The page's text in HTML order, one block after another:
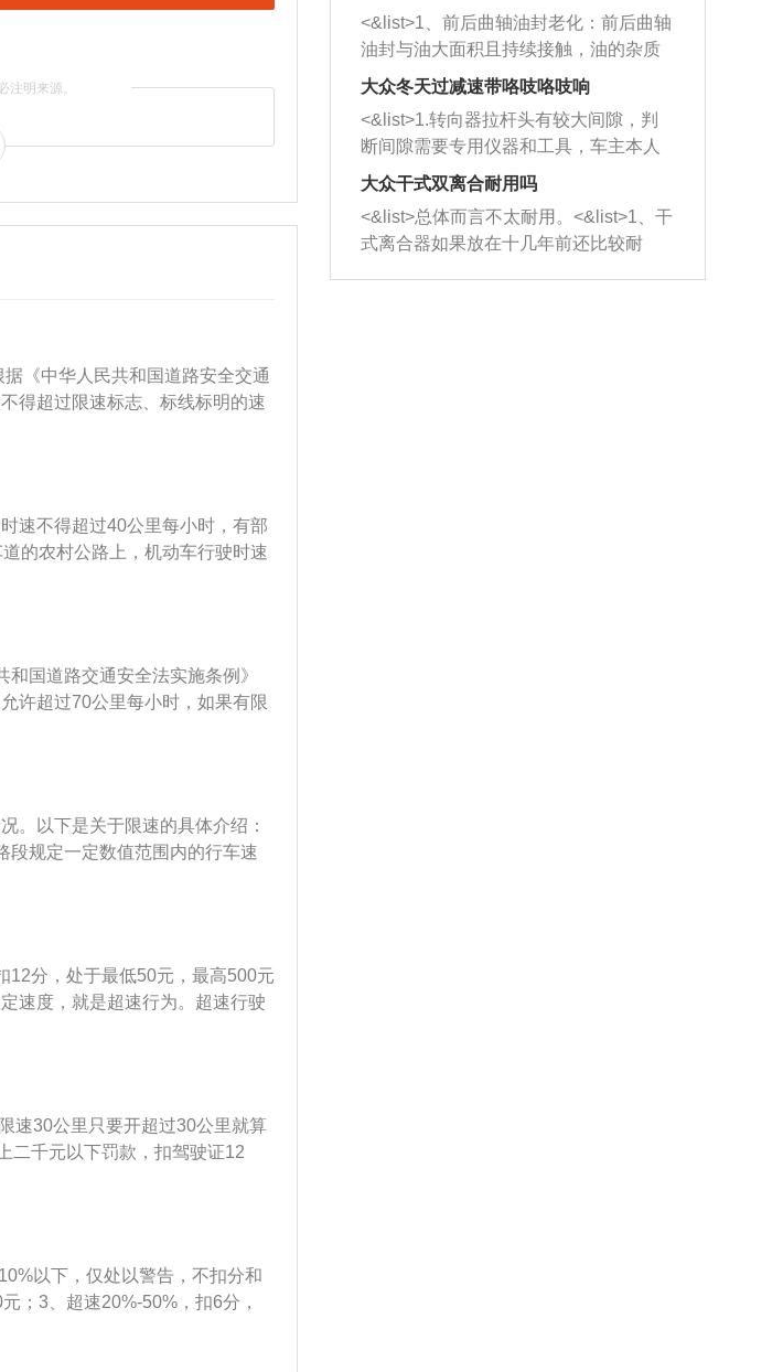
明来源。
《中华人民共和国道路安全交通
得超过限速标志、标线标明的速
得超过下列最高行驶速度：(一)
时50公里，公路为每小时70公
道路的中间没有配备中心线，这
公里。另一种是同方向只有一条
得超过每小时70公里，车主可以
。车主日常使用车辆时，需要严
严厉的处罚，而且乡道路况比较
必要的交通事故，严重影响到车
速不得超过40公里每小时，有部
的农村公路上，机动车行驶时速
道路交通安全法实施条例》第四
道路上行驶不得超过限速标志、
上，机动车不得超过规定的最高
每小时30公里，公路为每小时40
路为每小时50公里，公路为每小
让优先通行的一方先行；没有交
的机动车让左转弯的车辆先行。
慢行，礼让行人。开车时要提高
标志，就要按照限速标志走。当
国道路交通安全法实施条例》
许超过70公里每小时，如果有限
路上行车的注意要点介绍：1、
坏，而且直接威胁行车安全。
考虑到车辆的离地间隙，转动
时应特别谨慎，必要时应先下车
低挡缓缓一气通过。3、谨慎下
挡位，减小油门缓缓下坡，而不
溜坡，制动时极易造成车辆跑
。以下是关于限速的具体介绍：
段规定一定数值范围内的行车速
驶中合理控制车速、防范超速危
市道路为每小时50公里，公路为
12分，处于最低50元，最高500元
速度，就是超速行为。超速行驶
为，驾驶员在限速路段一定要按
控制是为了安全行驶的保障。时
处理。而超过限定速度20%以
速的百分比，会进行最低50元，
响也很大，车速过快会加剧机件
易变形。
速30公里只要开超过30公里就算
二千元以下罚款，扣驾驶证12
：第一条机动车驾驶人有下列
超过规定时速20%以上或者在高
时速50%以上，以及驾驶其他机
以下，仅处以警告，不扣分和
；3、超速20%-50%，扣6分，
500-2000元，并吊销驾照。
西取出来。但如果是因为积碳过多引起
的堵塞，就需要将三元催化器泡在草酸
洗剂对堵塞的情况得到解决，将清洗剂
放在燃油箱中，与燃油混合后，车辆启
动时，就可以和汽油一起进入到燃烧
室，最后形成废气排出，就可以让三元
催化器得到清洗，排气管堵塞的情况就
能够得到解决。
一圈半的练习，往右同样也要打相同的
圈数。 <&list>3、最后强调要反复练
习，这样就可以形成肌肉记忆，在真实
驾驶车辆时，不需要记忆也能打好方
向。
<&list>1、前后曲轴油封老化：前后曲轴
油封与油大面积且持续接触，油的杂质
和发动机内持续温度变化使其密封效果
逐渐减弱，导致渗油或漏油。<&list>2、
活塞间隙过大：积碳会使活塞环与缸体
的间隙扩大，导致机油流入燃烧室中，
造成烧机油。<&list>3、机油粘度。使用
机油粘度过小的话，同样会有烧机油现
象，机油粘度过小具有很好的流动性，
大众冬天过减速带咯吱咯吱响
<&list>1.转向器拉杆头有较大间隙，判
断间隙需要专用仪器和工具，车主本人
无法制作，需要将车辆送到修理厂或4s
店；<&list>2.车辆半轴套管防尘罩破
裂，破裂后会出现漏油现象，使半轴磨
损严重，磨损的半轴容易损坏，产生异
响；<&list>3.稳定器的转向胶套和球头
大众干式双离合耐用吗
<&list>总体而言不太耐用。<&list>1、干
式离合器如果放在十几年前还比较耐